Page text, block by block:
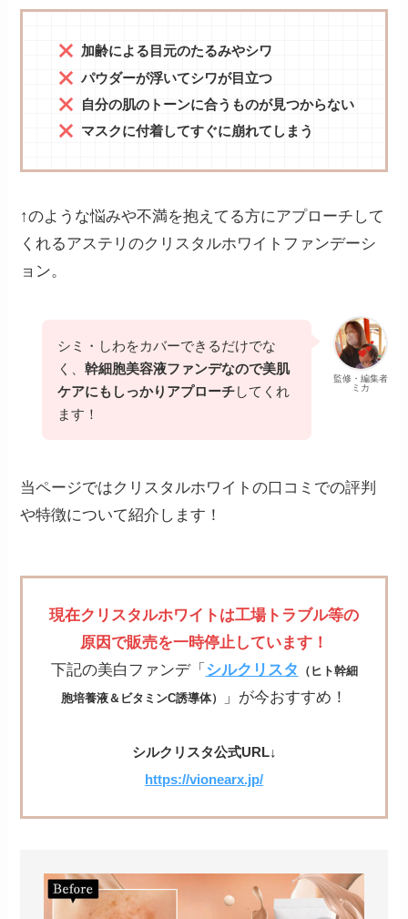
加齢による目元のたるみやシワ
パウダーが浮いてシワが目立つ
自分の肌のトーンに合うものが見つからない
マスクに付着してすぐに崩れてしまう
↑のような悩みや不満を抱えてる方にアプローチして
くれるアステリのクリスタルホワイトファンデーシ
ョン。
監修・編集者
ミカ
シミ・しわをカバーできるだけでな
く、 幹細胞美容液ファンデなので美肌
ケアにもしっかりアプローチしてくれ
ます！
当ページではクリスタルホワイトの口コミでの評判
や特徴について紹介します！
現在クリスタルホワイトは工場トラブル等の
原因で販売を一時停止しています！
下記の美白ファンデ「 シルクリスタ （ヒト幹細
胞培養液＆ビタミンC誘導体）
」が今おすすめ！
シルクリスタ公式URL↓
https://vionearx.jp/